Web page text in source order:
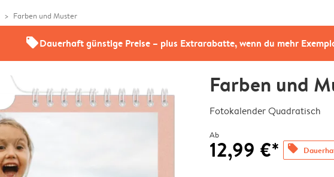
Farben und Muster
offersDauerhaft günstige Preise – plus Extrarabatte, wenn du mehr
Farben und
Fotokalender Quadratisch
Ab
12,99 €* offers